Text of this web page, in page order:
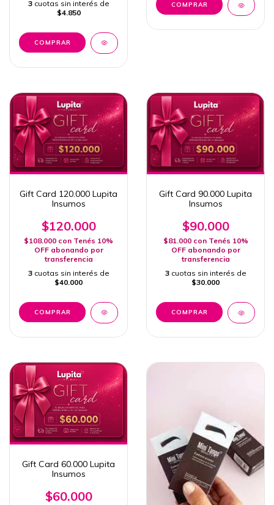
3 cuotas sin interés de
$4.850
Gift Card 120.000 Lupita
Insumos
$120.000
$108.000 con Tenés 10%
OFF abonando por
transferencia
3 cuotas sin interés de
$40.000
Gift Card 90.000 Lupita
Insumos
$90.000
$81.000 con Tenés 10%
OFF abonando por
transferencia
3 cuotas sin interés de
$30.000
Gift Card 60.000 Lupita
Insumos
$60.000